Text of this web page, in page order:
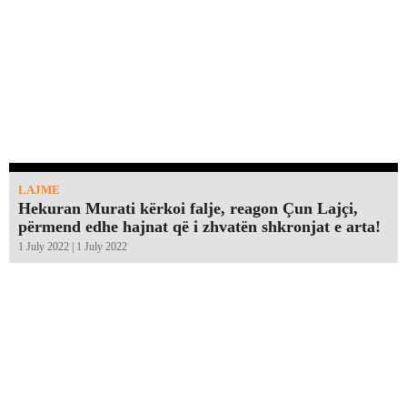
LAJME
Hekuran Murati kërkoi falje, reagon Çun Lajçi,
përmend edhe hajnat që i zhvatën shkronjat e arta!￼
1 July 2022 | 1 July 2022